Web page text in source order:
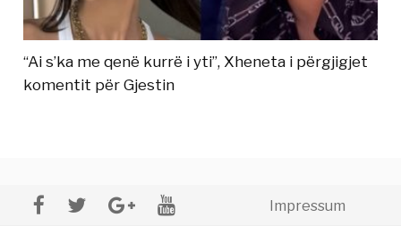
“Ai s’ka me qenë kurrë i yti”, Xheneta i përgjigjet
komentit për Gjestin
Impressum